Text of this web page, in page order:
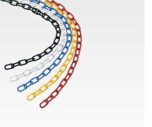
アイテム一覧を見る